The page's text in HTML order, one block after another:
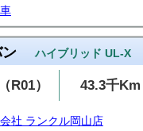
ハイブリッド UL-X
R01） 43.3千Km
社 ランクル岡山店